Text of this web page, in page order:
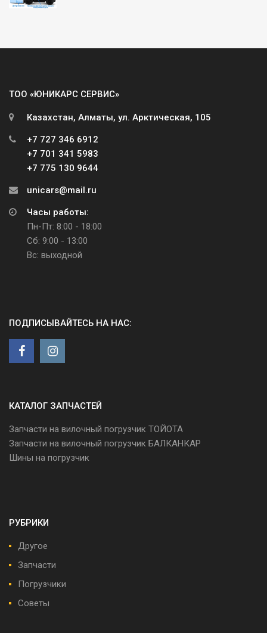
ТОО «ЮНИКАРС СЕРВИС»
Казахстан, Алматы, ул. Арктическая, 105
+7 727 346 6912
+7 701 341 5983
+7 775 130 9644
unicars@mail.ru
Часы работы:
Пн-Пт: 8:00 - 18:00
Сб: 9:00 - 13:00
Вс: выходной
ПОДПИСЫВАЙТЕСЬ НА НАС:
КАТАЛОГ ЗАПЧАСТЕЙ
Запчасти на вилочный погрузчик ТОЙОТА
Запчасти на вилочный погрузчик БАЛКАНКАР
Шины на погрузчик
РУБРИКИ
Другое
Запчасти
Погрузчики
Советы